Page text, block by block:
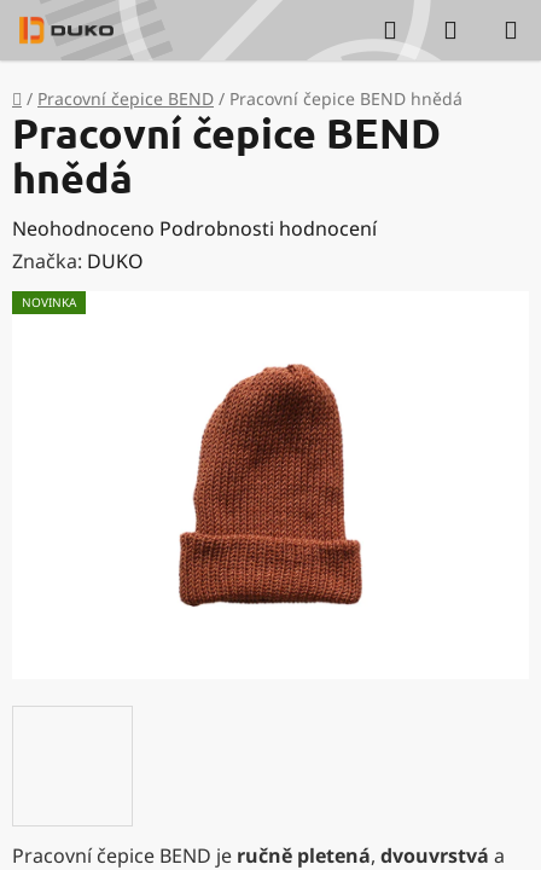
Přejít
na
obsah
Hledat
KOŠÍK
Domů
/ Pracovní čepice BEND / Pracovní čepice BEND hnědá
Pracovní čepice BEND je ručně pletená, dvouvrstvá a
Pracovní čepice BEND
hnědá
Průměrné
hodnocení
produktu
Neohodnoceno Podrobnosti hodnocení
Značka: DUKO
NOVINKA